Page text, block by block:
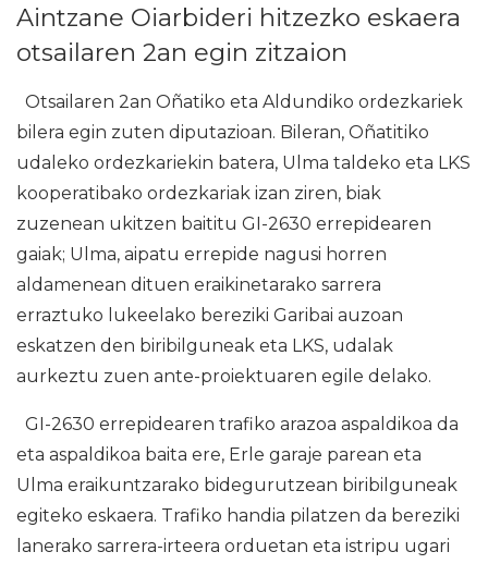
Aintzane Oiarbideri hitzezko eskaera
otsailaren 2an egin zitzaion
Otsailaren 2an Oñatiko eta Aldundiko ordezkariek
bilera egin zuten diputazioan. Bileran, Oñatitiko
udaleko ordezkariekin batera, Ulma taldeko eta LKS
kooperatibako ordezkariak izan ziren, biak
zuzenean ukitzen baititu GI-2630 errepidearen
gaiak; Ulma, aipatu errepide nagusi horren
aldamenean dituen eraikinetarako sarrera
erraztuko lukeelako bereziki Garibai auzoan
eskatzen den biribilguneak eta LKS, udalak
aurkeztu zuen ante-proiektuaren egile delako.
GI-2630 errepidearen trafiko arazoa aspaldikoa da
eta aspaldikoa baita ere, Erle garaje parean eta
Ulma eraikuntzarako bidegurutzean biribilguneak
egiteko eskaera. Trafiko handia pilatzen da bereziki
lanerako sarrera-irteera orduetan eta istripu ugari